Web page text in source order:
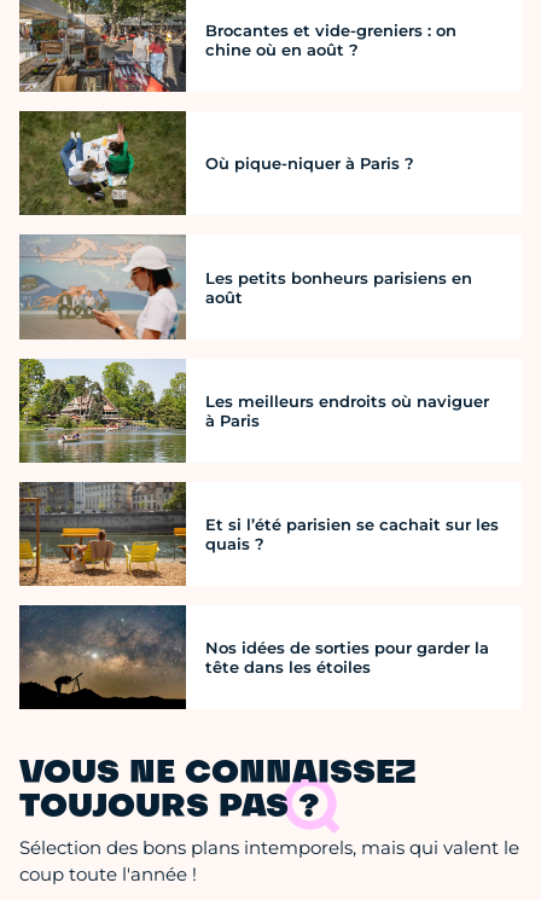
Brocantes et vide-greniers : on
chine où en août ?
Où pique-niquer à Paris ?
Les petits bonheurs parisiens en
août
Les meilleurs endroits où naviguer
à Paris
Et si l’été parisien se cachait sur les
quais ?
Nos idées de sorties pour garder la
tête dans les étoiles
VOUS NE CONNAISSEZ
TOUJOURS PAS ?
Sélection des bons plans intemporels, mais qui valent le
coup toute l'année !